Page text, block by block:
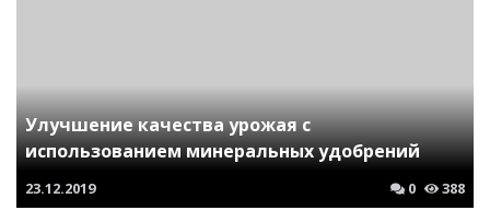
Улучшение качества урожая с
использованием минеральных удобрений
23.12.2019 0 388